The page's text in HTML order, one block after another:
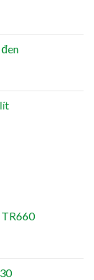
TR660